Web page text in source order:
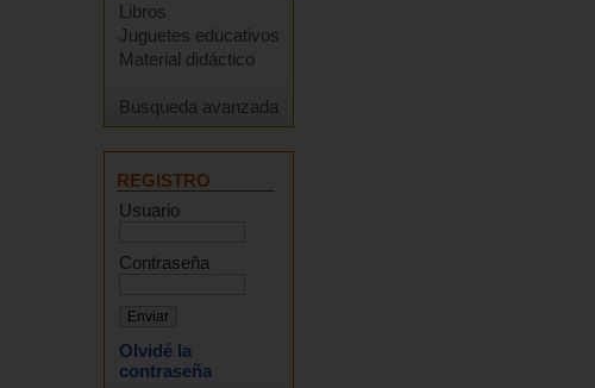
Libros
Juguetes educativos
Material didáctico
Busqueda avanzada
REGISTRO
Usuario
Contraseña
Olvidé la
contraseña